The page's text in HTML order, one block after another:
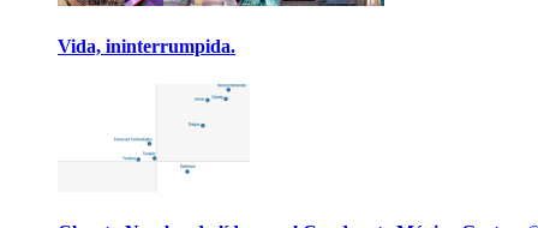
Vida, ininterrumpida.